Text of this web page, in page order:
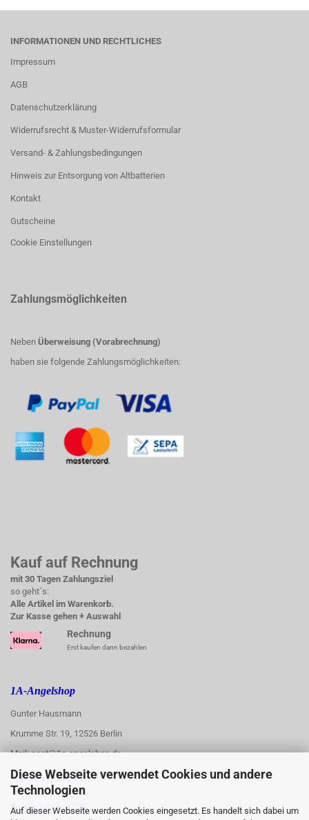
Diese Webseite verwendet Cookies und andere
Technologien
Auf dieser Webseite werden Cookies eingesetzt. Es handelt sich dabei um
INFORMATIONEN UND RECHTLICHES
Impressum
AGB
Datenschutzerklärung
Widerrufsrecht & Muster-Widerrufsformular
Versand- & Zahlungsbedingungen
Hinweis zur Entsorgung von Altbatterien
Kontakt
Gutscheine
Cookie Einstellungen
Zahlungsmöglichkeiten
Neben Überweisung (Vorabrechnung)
haben sie folgende Zahlungsmöglichkeiten:
Kauf auf Rechnung
mit 30 Tagen Zahlungsziel
so geht´s:
Alle Artikel im Warenkorb.
Zur Kasse gehen + Auswahl
Rechnung
Erst kaufen dann bezahlen
1A-Angelshop
Gunter Hausmann
Krumme Str. 19, 12526 Berlin
Mail: post@1a-angelshop.de
1A-Angelshop-
Ladengeschäft::